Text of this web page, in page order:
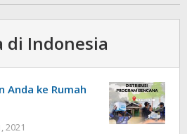
di Indonesia
Anda ke Rumah
2021